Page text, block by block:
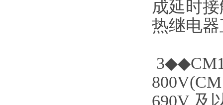
成延时
热继电
690V 及